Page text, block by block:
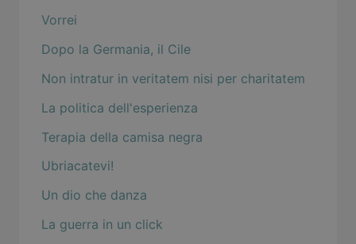
Vorrei
Dopo la Germania, il Cile
Non intratur in veritatem nisi per charitatem
La politica dell'esperienza
Terapia della camisa negra
Ubriacatevi!
Un dio che danza
La guerra in un click